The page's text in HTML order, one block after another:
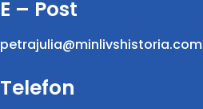
E – Post
petrajulia@minlivshistoria.com
Telefon